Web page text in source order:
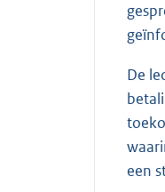
De
een